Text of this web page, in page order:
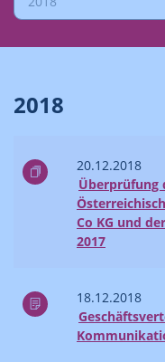
2018
20.12.2018
Überprüfung
Co KG und
2017
18.12.2018